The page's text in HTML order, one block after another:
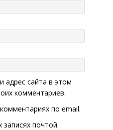
адрес сайта в этом
комментариев.
по email.
почтой.